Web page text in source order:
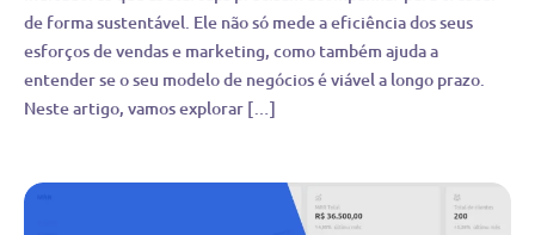
de forma sustentável. Ele não só mede a eficiência dos seus
esforços de vendas e marketing, como também ajuda a
entender se o seu modelo de negócios é viável a longo prazo.
Neste artigo, vamos explorar […]